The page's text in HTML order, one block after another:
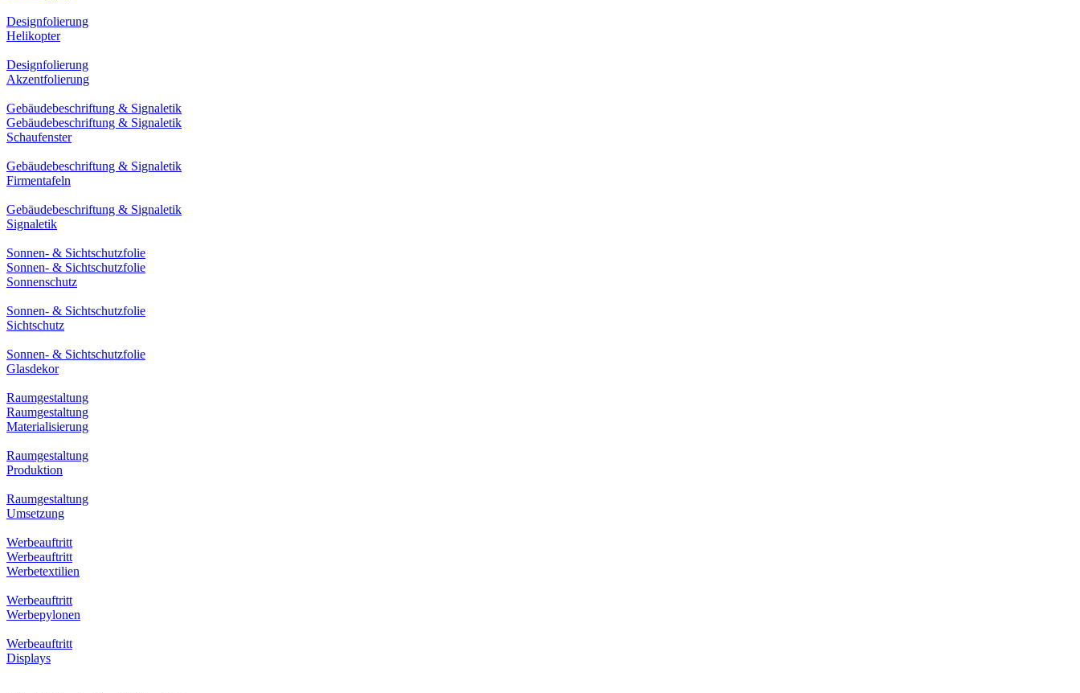
Designfolierung
Helikopter
Designfolierung
Akzentfolierung
Gebäudebeschriftung & Signaletik
Gebäudebeschriftung & Signaletik
Schaufenster
Gebäudebeschriftung & Signaletik
Firmentafeln
Gebäudebeschriftung & Signaletik
Signaletik
Sonnen- & Sichtschutzfolie
Sonnen- & Sichtschutzfolie
Sonnenschutz
Sonnen- & Sichtschutzfolie
Sichtschutz
Sonnen- & Sichtschutzfolie
Glasdekor
Raumgestaltung
Raumgestaltung
Materialisierung
Raumgestaltung
Produktion
Raumgestaltung
Umsetzung
Werbeauftritt
Werbeauftritt
Werbetextilien
Werbeauftritt
Werbepylonen
Werbeauftritt
Displays